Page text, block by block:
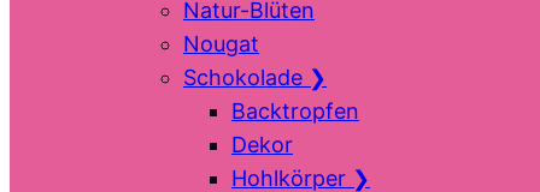
Natur-Blüten
Nougat
Schokolade ❯
Backtropfen
Dekor
Hohlkörper ❯